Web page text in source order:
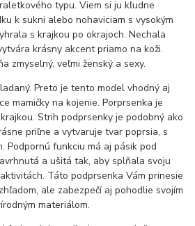
typu. Viem si ju kľudne
k sukni alebo nohaviciam s vysokým
s krajkou po okrajoch. Nechala
krásny akcent priamo na koži.
zmyselný, veľmi ženský a sexy.
Preto je tento model vhodný aj
mamičky na kojenie. Porprsenka je
Strih podprsenky je podobný ako
priľne a vytvaruje tvar poprsia, s
Podpornú funkciu má aj pásik pod
a ušitá tak, aby splňala svoju
Táto podprsenka Vám prinesie
ale zabezpečí aj pohodlie svojím
materiálom.